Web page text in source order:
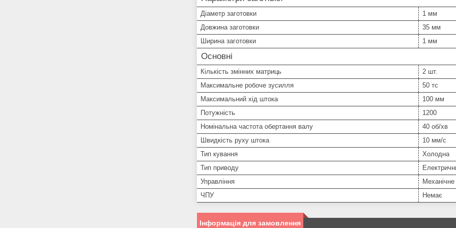
Діаметр заготовки
1 мм
Довжина заготовки
35 мм
Ширина заготовки
1 мм
Основні
Кількість змінних матриць
2 шт.
Максимальне робоче зусилля
50 тс
Максимальний хід штока
100 мм
Потужність
1200
Номінальна частота обертання валу
40 об/хв
Швидкість руху штока
10 мм/с
Тип кування
Холодна
Тип приводу
Управління
Механічне
ЧПУ
Немає
Інформація для замовлення